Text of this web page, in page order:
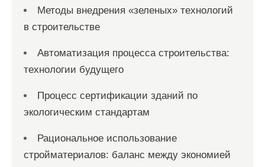
Методы внедрения «зеленых» технологий
в строительстве
Автоматизация процесса строительства:
технологии будущего
Процесс сертификации зданий по
экологическим стандартам
Рациональное использование
стройматериалов: баланс между экономией